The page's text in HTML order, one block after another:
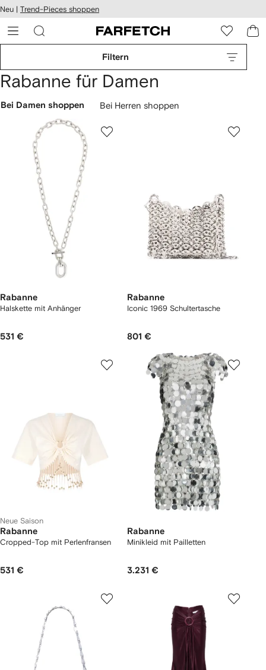
zum
Neu | Trend-Pieces shoppen
Filtern
Rabanne für Damen
Bei Damen shoppen Bei Herren shoppen
Rabanne
Halskette mit Anhänger
531 €
Rabanne
Iconic 1969 Schultertasche
801 €
Neue Saison
Rabanne
Cropped-Top mit Perlenfransen
531 €
Rabanne
Minikleid mit Pailletten
3.231 €